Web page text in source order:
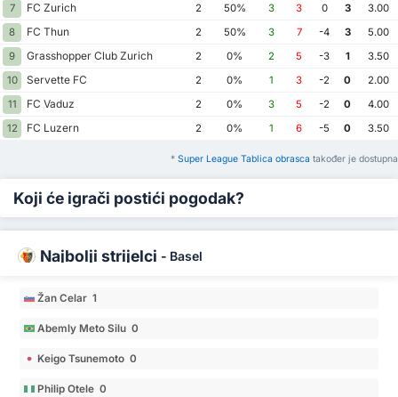
7
FC Zurich 2 50% 3 3 0 3
3.00
8
FC Thun 2 50% 3 7 -4 3
5.00
9
Grasshopper Club Zurich 2 0% 2 5 -3 1
3.50
10
Servette FC 2 0% 1 3 -2 0
2.00
11
FC Vaduz 2 0% 3 5 -2 0
4.00
12
FC Luzern 2 0% 1 6 -5 0 3.50
* Super League Tablica obrasca također je dostupna
Koji će igrači postići pogodak?
Najbolji strijelci - Basel
Žan Celar 1
Abemly Meto Silu 0
Keigo Tsunemoto 0
Philip Otele 0